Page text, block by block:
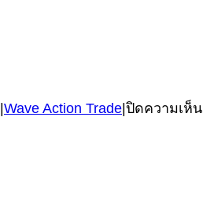
|Wave Action Trade|ปิดความเห็นบ